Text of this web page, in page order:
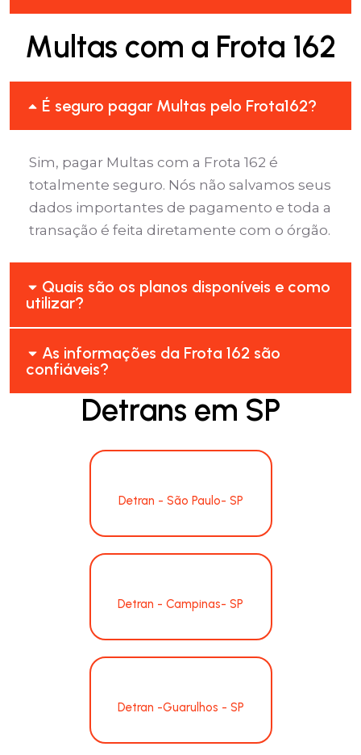
Multas com a Frota 162
É seguro pagar Multas pelo Frota162?
Sim, pagar Multas com a Frota 162 é
totalmente seguro. Nós não salvamos seus
dados importantes de pagamento e toda a
transação é feita diretamente com o órgão.
Quais são os planos disponíveis e como
utilizar?
As informações da Frota 162 são
confiáveis?
Detrans em SP
Detran - São Paulo- SP
Detran - Campinas- SP
Detran -Guarulhos - SP